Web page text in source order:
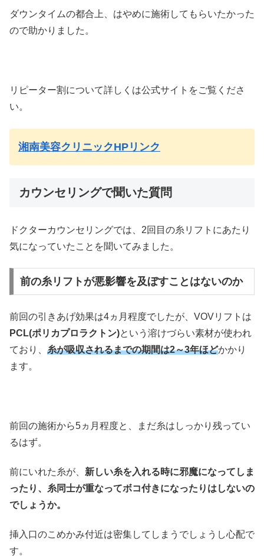
ダウンタイムの都合上、はやめに施術してもらいたかった
ので助かりました。
リピーター割について詳しくは公式サイトをご覧くださ
い。
湘南美容クリニックHPリンク
カウンセリングで聞いた質問
ドクターカウンセリングでは、2回目の糸リフトにあたり
気になっていたことを聞いてみました。
前の糸リフトが悪影響を及ぼすことはないのか
前回の引きあげ効果は4ヵ月程度でしたが、VOVリフトは
PCL(ポリカプロラクトン)という溶けづらい素材が使われ
ており、 糸が吸収されるまでの期間は2～3年ほどかかり
ます。
前回の施術から5ヵ月程度と、まだ糸はしっかり残ってい
るはず。
前にいれた糸が、 新しい糸を入れる時に邪魔になってしま
ったり、糸同士が重なってボコ付きになったりはしないの
でしょうか。
挿入口のこめかみ付近は密集してしまうでしょうし心配で
す。